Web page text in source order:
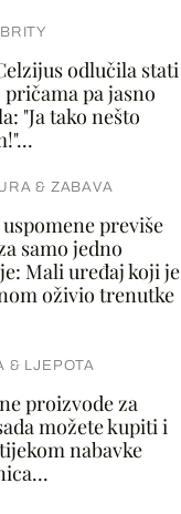
odlučila stati
pa jasno
"Ja tako nešto
& ZABAVA
uspomene previše
samo jedno
Mali uređaj koji je
oživio trenutke
& LJEPOTA
proizvode za
možete kupiti i
nabavke